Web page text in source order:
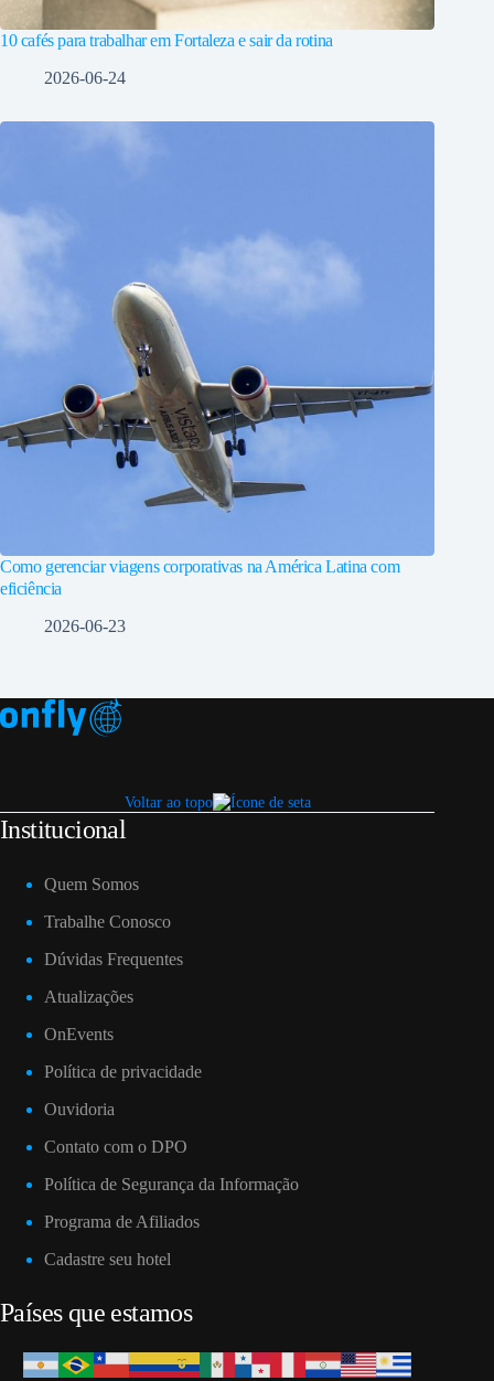
10 cafés para trabalhar em Fortaleza e sair da rotina
2026-06-24
Como gerenciar viagens corporativas na América Latina com
eficiência
2026-06-23
Voltar ao topo
Institucional
Quem Somos
Trabalhe Conosco
Dúvidas Frequentes
Atualizações
OnEvents
Política de privacidade
Ouvidoria
Contato com o DPO
Política de Segurança da Informação
Programa de Afiliados
Cadastre seu hotel
Países que estamos